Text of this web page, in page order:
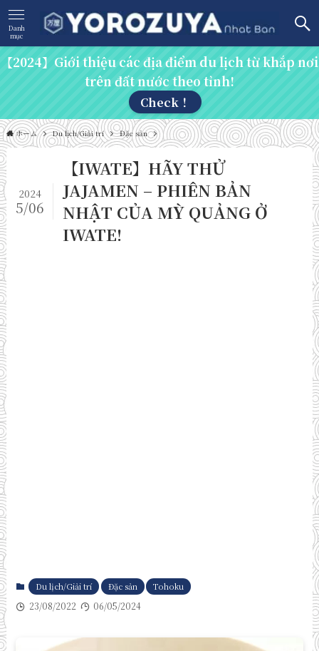
Danh
mục
【2024】Giới thiệu các địa điểm du lịch từ khắp nơi
trên đất nước theo tỉnh!
Check！
ホーム Du lịch/Giải trí Đặc sản
【IWATE】HÃY THỬ
JAJAMEN – PHIÊN BẢN
NHẬT CỦA MỲ QUẢNG Ở
IWATE!
2024
5/06
Du lịch/Giải trí Đặc sản Tohoku
23/08/2022 06/05/2024